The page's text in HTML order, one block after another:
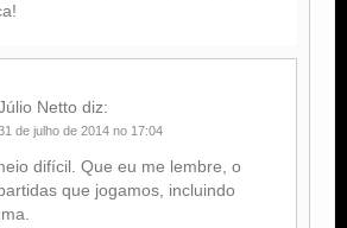
Netto diz:
de julho de 2014 no 17:04
difícil. Que eu me lembre, o
que jogamos, incluindo